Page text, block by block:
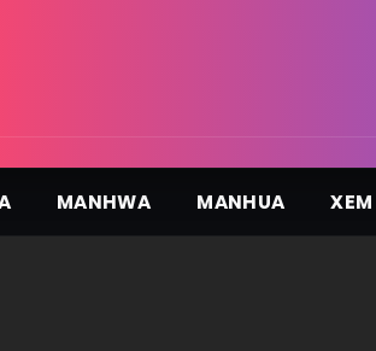
MANHWA MANHUA